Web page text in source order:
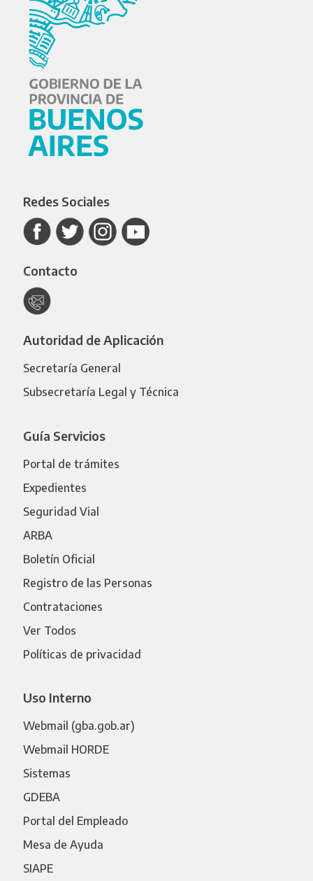
Redes Sociales
Contacto
Autoridad de Aplicación
Secretaría General
Subsecretaría Legal y Técnica
Guía Servicios
Portal de trámites
Expedientes
Seguridad Vial
ARBA
Boletín Oficial
Registro de las Personas
Contrataciones
Ver Todos
Políticas de privacidad
Uso Interno
Webmail (gba.gob.ar)
Webmail HORDE
Sistemas
GDEBA
Portal del Empleado
Mesa de Ayuda
SIAPE